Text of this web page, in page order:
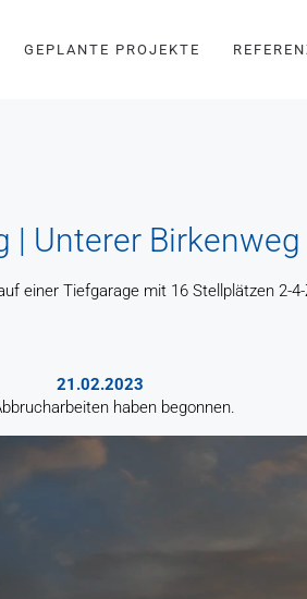
GEPLANTE PROJEKTE
| Unterer Birkenweg
einer Tiefgarage mit 16 Stellplätzen 2-
21.02.2023
haben begonnen.